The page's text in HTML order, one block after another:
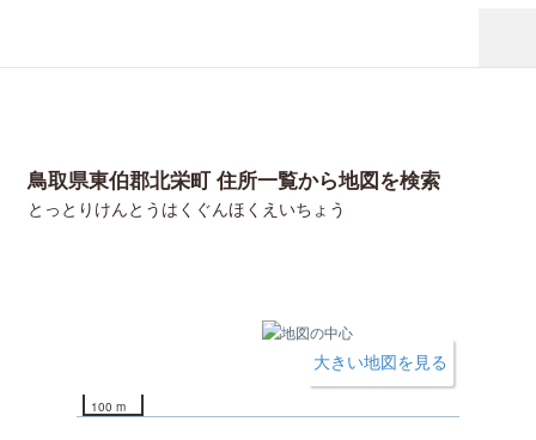
鳥取県東伯郡北栄町 住所一覧から地図を検索
とっとりけんとうはくぐんほくえいちょう
100 m
大きい地図を見る